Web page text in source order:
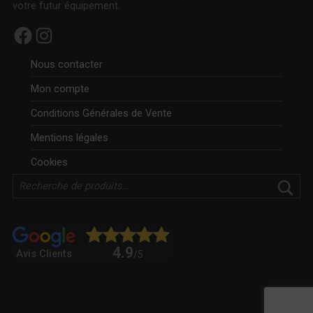
votre futur équipement.
Facebook Instagram
Nous contacter
Mon compte
Conditions Générales de Vente
Mentions légales
Cookies
Avis Clients 4.9/5